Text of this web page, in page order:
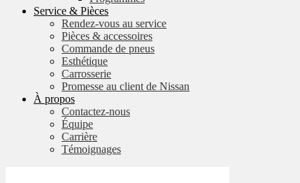
Service & Pièces
Rendez-vous au service
Pièces & accessoires
Commande de pneus
Esthétique
Carrosserie
Promesse au client de Nissan
À propos
Contactez-nous
Équipe
Carrière
Témoignages